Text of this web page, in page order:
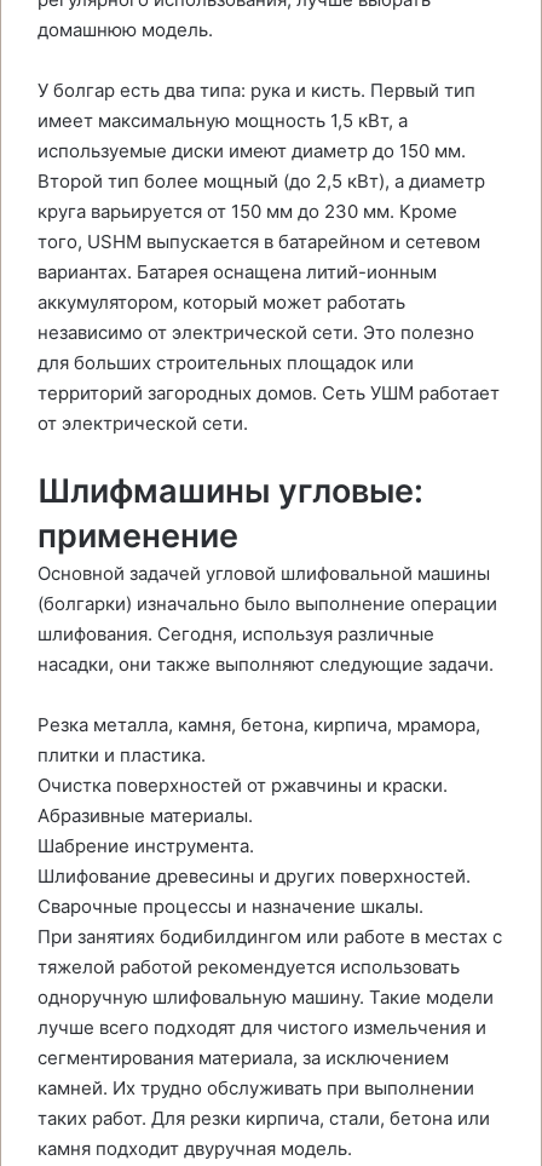
домашнюю модель.
У болгар есть два типа: рука и кисть. Первый тип
имеет максимальную мощность 1,5 кВт, а
используемые диски имеют диаметр до 150 мм.
Второй тип более мощный (до 2,5 кВт), а диаметр
круга варьируется от 150 мм до 230 мм. Кроме
того, USHM выпускается в батарейном и сетевом
вариантах. Батарея оснащена литий-ионным
аккумулятором, который может работать
независимо от электрической сети. Это полезно
для больших строительных площадок или
территорий загородных домов. Сеть УШМ работает
от электрической сети.
Шлифмашины угловые:
применение
Основной задачей угловой шлифовальной машины
(болгарки) изначально было выполнение операции
шлифования. Сегодня, используя различные
насадки, они также выполняют следующие задачи.
Резка металла, камня, бетона, кирпича, мрамора,
плитки и пластика.
Очистка поверхностей от ржавчины и краски.
Абразивные материалы.
Шабрение инструмента.
Шлифование древесины и других поверхностей.
Сварочные процессы и назначение шкалы.
При занятиях бодибилдингом или работе в местах с
тяжелой работой рекомендуется использовать
одноручную шлифовальную машину. Такие модели
лучше всего подходят для чистого измельчения и
сегментирования материала, за исключением
камней. Их трудно обслуживать при выполнении
таких работ. Для резки кирпича, стали, бетона или
камня подходит двуручная модель.